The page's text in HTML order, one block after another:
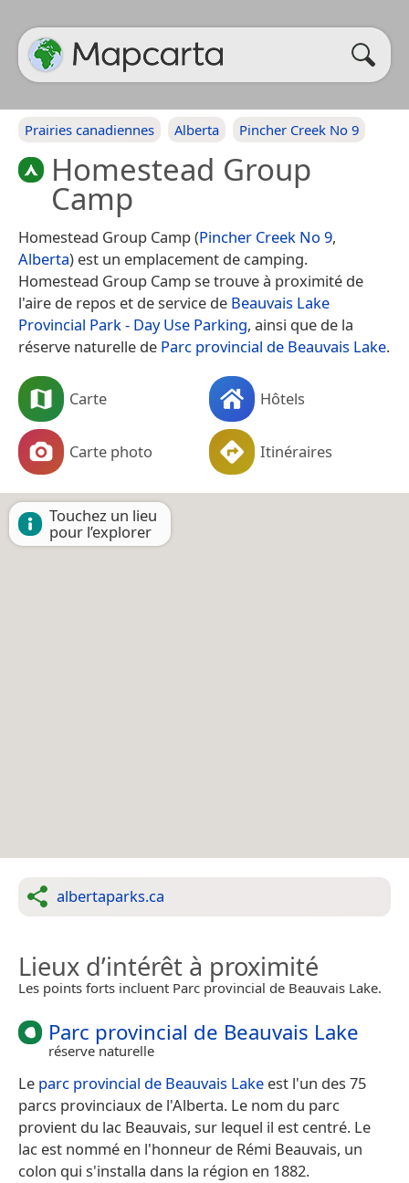
Prairies canadiennes Alberta Pincher Creek No 9
Homestead Group
Camp
Homestead Group Camp (Pincher Creek No 9,
Alberta) est un emplacement de camping.
Homestead Group Camp se trouve à proximité de
l'aire de repos et de service de Beauvais Lake
Provincial Park - Day Use Parking, ainsi que de la
réserve naturelle de Parc provincial de Beauvais Lake.
Carte Hôtels
Carte photo Itinéraires
Touchez un lieu
pour l’explorer
albertaparks.ca
Lieux d’intérêt à proximité
Les points forts incluent Parc provincial de Beauvais Lake.
Parc provincial de Beauvais Lake
réserve naturelle
Le parc provincial de Beauvais Lake est l'un des 75
parcs provinciaux de l'Alberta. Le nom du parc
provient du lac Beauvais, sur lequel il est centré. Le
lac est nommé en l'honneur de Rémi Beauvais, un
colon qui s'installa dans la région en 1882.